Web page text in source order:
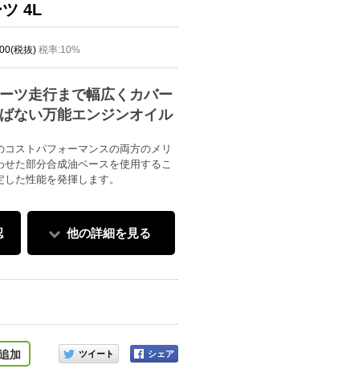
4L
税抜) 税率:10%
ツ走行まで幅広くカバー
ない万能エンジンオイル
ストパフォーマンスの両方のメリ
た部分合成油ベースを使用するこ
た性能を発揮します。
他の詳細を見る
加
このアイテムをシェアする